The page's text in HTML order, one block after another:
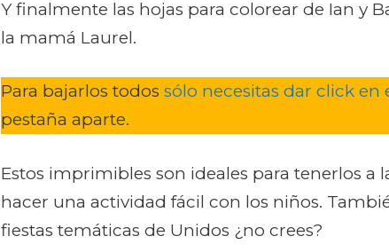
Y finalmente las hojas para colorear de Ian y
la mamá Laurel.
Para bajarlos todos sólo necesitas dar click en
pestaña aparte.
Estos imprimibles son ideales para tenerlos
hacer una actividad fácil con los niños.
fiestas temáticas de Unidos ¿no crees?